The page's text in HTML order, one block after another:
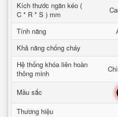
Kích thước ngăn kéo (
C * R * S ) mm
Tính năng
Khả năng chống cháy
Hệ thống khóa liên hoàn
thông minh
Mầu sắc
Thương hiệu